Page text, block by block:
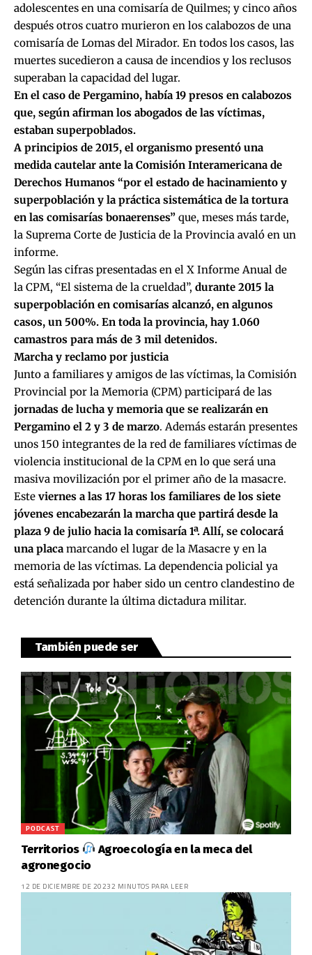
adolescentes en una comisaría de Quilmes; y cinco años
después otros cuatro murieron en los calabozos de una
comisaría de Lomas del Mirador. En todos los casos, las
muertes sucedieron a causa de incendios y los reclusos
superaban la capacidad del lugar.
En el caso de Pergamino, había 19 presos en calabozos
que, según afirman los abogados de las víctimas,
estaban superpoblados.
A principios de 2015, el organismo presentó una
medida cautelar ante la Comisión Interamericana de
Derechos Humanos “por el estado de hacinamiento y
superpoblación y la práctica sistemática de la tortura
en las comisarías bonaerenses” que, meses más tarde,
la Suprema Corte de Justicia de la Provincia avaló en un
informe.
Según las cifras presentadas en el X Informe Anual de
la CPM, “El sistema de la crueldad”, durante 2015 la
superpoblación en comisarías alcanzó, en algunos
casos, un 500%. En toda la provincia, hay 1.060
camastros para más de 3 mil detenidos.
Marcha y reclamo por justicia
Junto a familiares y amigos de las víctimas, la Comisión
Provincial por la Memoria (CPM) participará de las
jornadas de lucha y memoria que se realizarán en
Pergamino el 2 y 3 de marzo. Además estarán presentes
unos 150 integrantes de la red de familiares víctimas de
violencia institucional de la CPM en lo que será una
masiva movilización por el primer año de la masacre.
Este viernes a las 17 horas los familiares de los siete
jóvenes encabezarán la marcha que partirá desde la
plaza 9 de julio hacia la comisaría 1ª. Allí, se colocará
una placa marcando el lugar de la Masacre y en la
memoria de las víctimas. La dependencia policial ya
está señalizada por haber sido un centro clandestino de
detención durante la última dictadura militar.
También puede ser
PODCAST
Territorios
Agroecología en la meca del
agronegocio
12 DE DICIEMBRE DE 20232 MINUTOS PARA LEER